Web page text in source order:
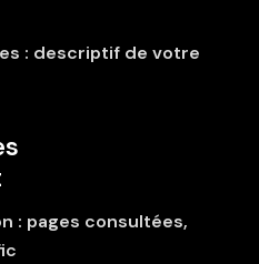
: descriptif de votre
: pages consultées,